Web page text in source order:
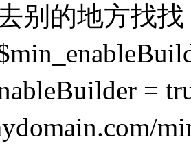
别的地方找
=